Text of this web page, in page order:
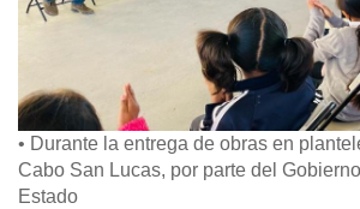
• Durante la entrega de obras en
Cabo San Lucas, por parte del
Estado